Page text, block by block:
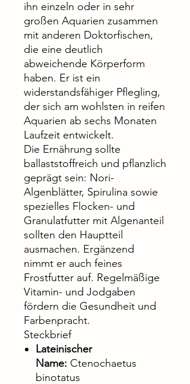
ihn einzeln oder in sehr
großen Aquarien zusammen
mit anderen Doktorfischen,
die eine deutlich
abweichende Körperform
haben. Er ist ein
widerstandsfähiger Pflegling,
der sich am wohlsten in reifen
Aquarien ab sechs Monaten
Laufzeit entwickelt.
Die Ernährung sollte
ballaststoffreich und pflanzlich
geprägt sein: Nori-
Algenblätter, Spirulina sowie
spezielles Flocken- und
Granulatfutter mit Algenanteil
sollten den Hauptteil
ausmachen. Ergänzend
nimmt er auch feines
Frostfutter auf. Regelmäßige
Vitamin- und Jodgaben
fördern die Gesundheit und
Farbenpracht.
Steckbrief
Lateinischer
Name: Ctenochaetus
binotatus